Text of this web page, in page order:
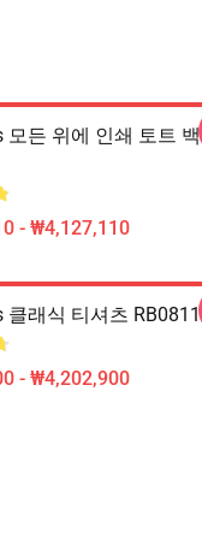
모든 위에 인쇄 토트 백
- ₩4,127,110
클래식 티셔츠 RB0811
- ₩4,202,900